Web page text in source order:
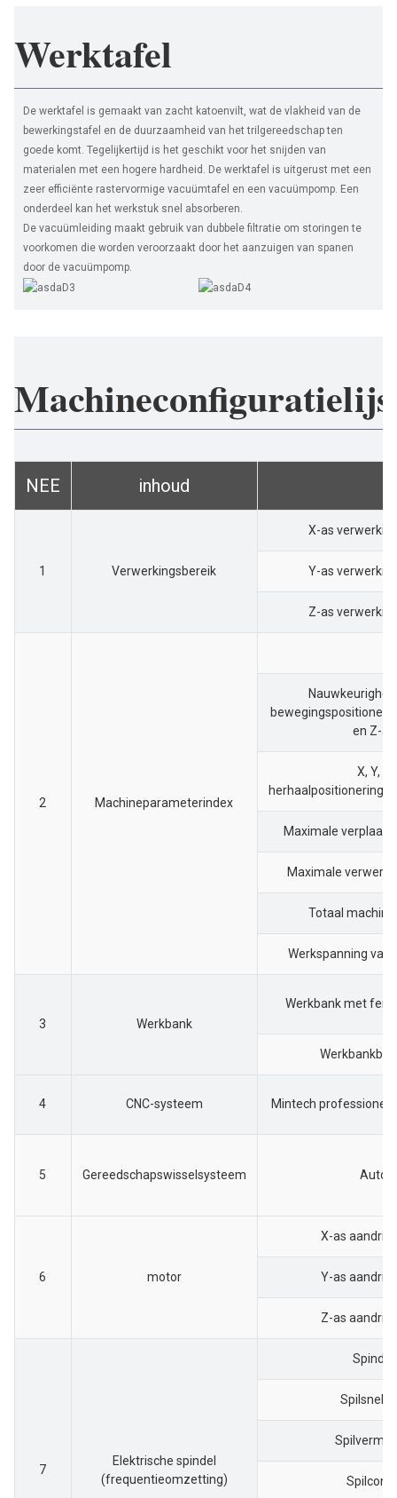
Werktafel
De werktafel is gemaakt van zacht katoenvilt, wat de vlakheid van de
bewerkingstafel en de duurzaamheid van het trilgereedschap ten
goede komt. Tegelijkertijd is het geschikt voor het snijden van
materialen met een hogere hardheid. De werktafel is uitgerust met een
zeer efficiënte rastervormige vacuümtafel en een vacuümpomp. Een
onderdeel kan het werkstuk snel absorberen.
De vacuümleiding maakt gebruik van dubbele filtratie om storingen te
voorkomen die worden veroorzaakt door het aanzuigen van spanen
door de vacuümpomp.
NEE inhoud
1 Verwerkingsbereik
X-as
Y-as
Z-as
2 Machineparameterindex
en Z-as
X, Y, Z
Maximale
Maximale
Totaal
Werkspanning van
3 Werkbank
Werkbank met
4 CNC-systeem Mintech
5 Gereedschapswisselsysteem Auto
6 motor
X-as
Y-as
Z-as
7
Elektrische spindel
(frequentieomzetting)
Spindel